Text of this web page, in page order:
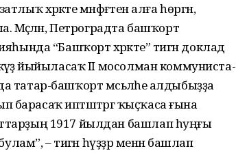
хәрәкәте мәнфәғәтен алға һөргән,
Мәҫәлән, Петроградта башҡорт
“Башҡорт хәрәкәте” тигән доклад
йыйы­ласаҡ II мосолман коммунис­та­
татар-башҡорт мәсьәләһе алдыбыҙҙа
барасаҡ иптәштәргә ҡыҫҡаса ғына
1917 йылдан башлап һуңғы
– тигән һүҙҙәр менән башлап